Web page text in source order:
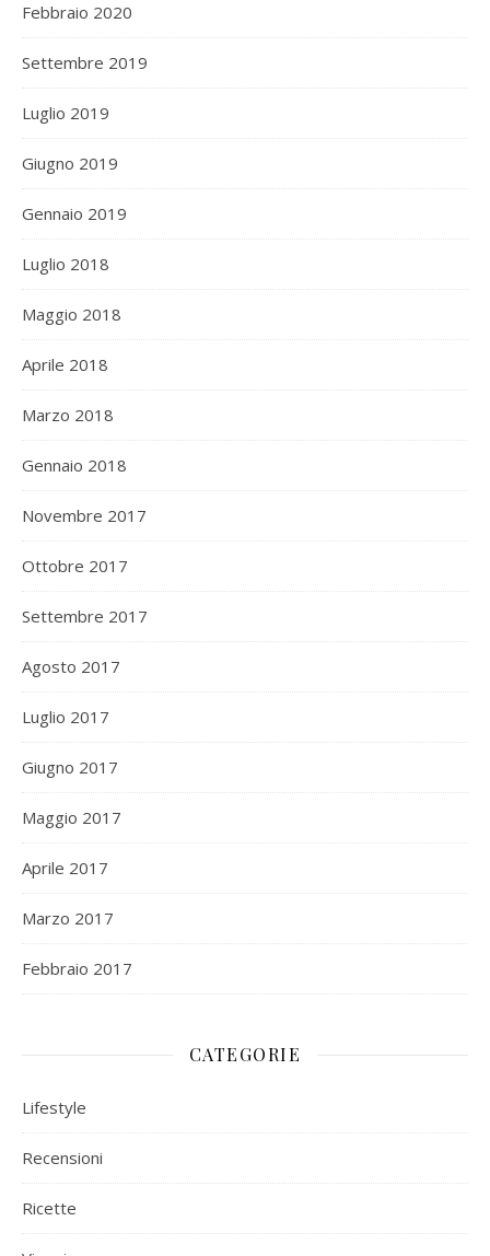
Febbraio 2020
Settembre 2019
Luglio 2019
Giugno 2019
Gennaio 2019
Luglio 2018
Maggio 2018
Aprile 2018
Marzo 2018
Gennaio 2018
Novembre 2017
Ottobre 2017
Settembre 2017
Agosto 2017
Luglio 2017
Giugno 2017
Maggio 2017
Aprile 2017
Marzo 2017
Febbraio 2017
CATEGORIE
Lifestyle
Recensioni
Ricette